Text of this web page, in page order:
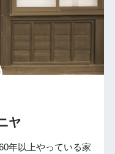
ヤ
年以上やっている家